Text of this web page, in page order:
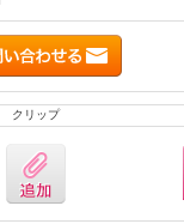
クリップ